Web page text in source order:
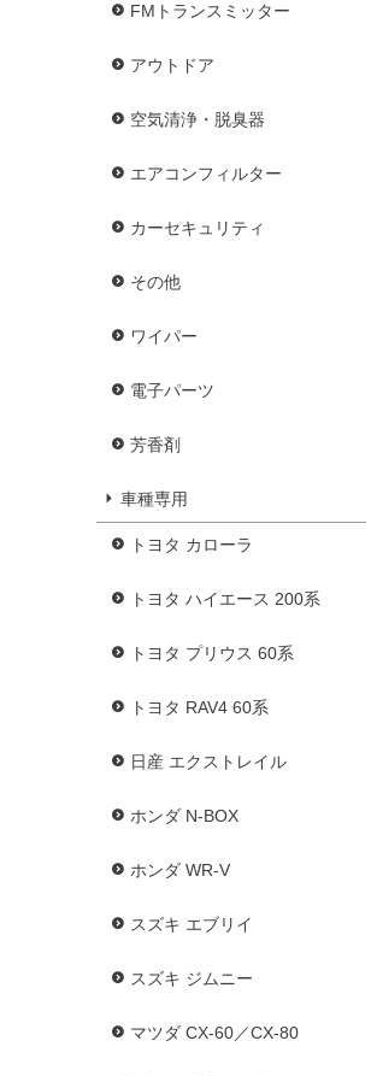
FMトランスミッター
アウトドア
空気清浄・脱臭器
エアコンフィルター
カーセキュリティ
その他
ワイパー
電子パーツ
芳香剤
車種専用
トヨタ カローラ
トヨタ ハイエース 200系
トヨタ プリウス 60系
トヨタ RAV4 60系
日産 エクストレイル
ホンダ N-BOX
ホンダ WR-V
スズキ エブリイ
スズキ ジムニー
マツダ CX-60／CX-80